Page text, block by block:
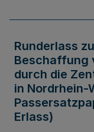
Runderlass
Beschaffung
durch die
in Nordrhein-
Erlass)